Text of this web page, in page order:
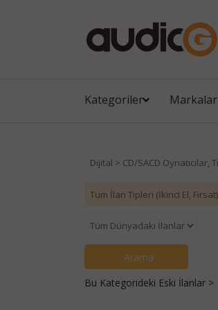
Kategoriler Markalar
Bu Kategorideki Eski İlanlar >